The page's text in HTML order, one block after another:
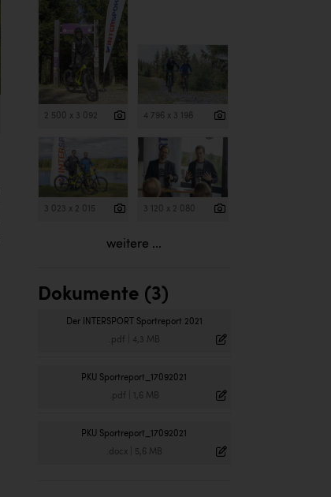
2 500 x 3 092 4 796 x 3 198
3 023 x 2 015 3 120 x 2 080
weitere ...
Dokumente (3)
Der INTERSPORT Sportreport 2021
.pdf 4,3 MB
PKU Sportreport_17092021
.pdf 1,6 MB
PKU Sportreport_17092021
.docx| 5,6 MB